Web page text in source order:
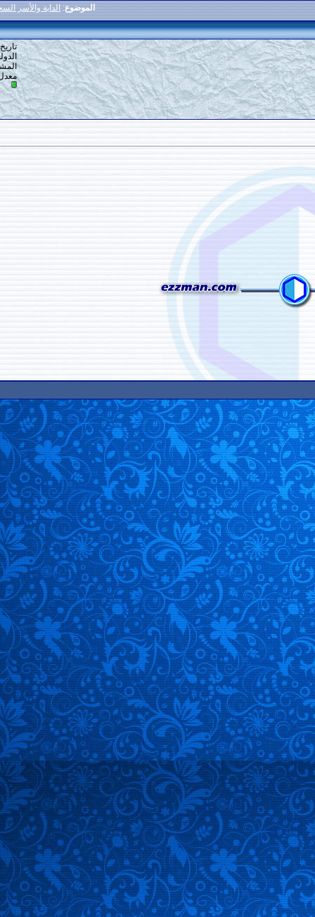
الدابة والأسر السحري في لوحة فنية تنبئية
#
11
تاريخ التسجيل: 10-03-2018
الدولة: مصر
المشاركات: 9
معدل تقييم المستوى: 0